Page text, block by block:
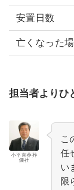
安置日数
亡くなった
担当者よりひ
小平直葬葬
儀社
こ
任
い
限